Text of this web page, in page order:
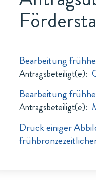
Bearbeitung
Antragsbeteiligt(e):
Bearbeitung
Antragsbeteiligt(e):
Druck einiger